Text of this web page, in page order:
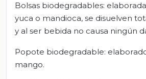
Bolsas biodegradables:
yuca o mandioca, se disuelven
y al ser bebida no causa ningún
Popote biodegradable:
mango.